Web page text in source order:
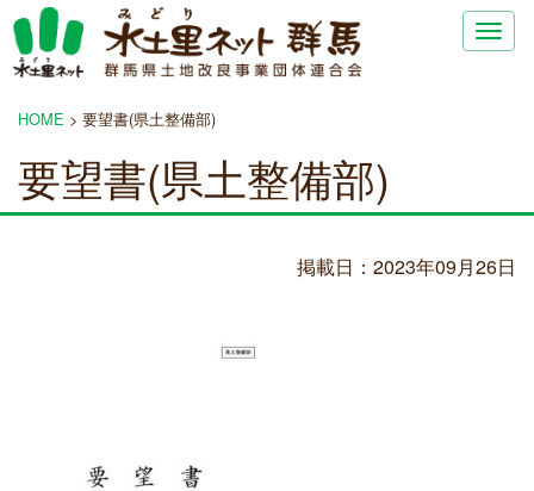
HOME > 要望書(県土整備部)
要望書(県土整備部)
掲載日：2023年09月26日